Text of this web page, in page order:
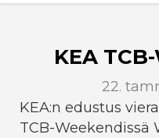
KEA
22.
KEA:n edustus
TCB-Weekendissä